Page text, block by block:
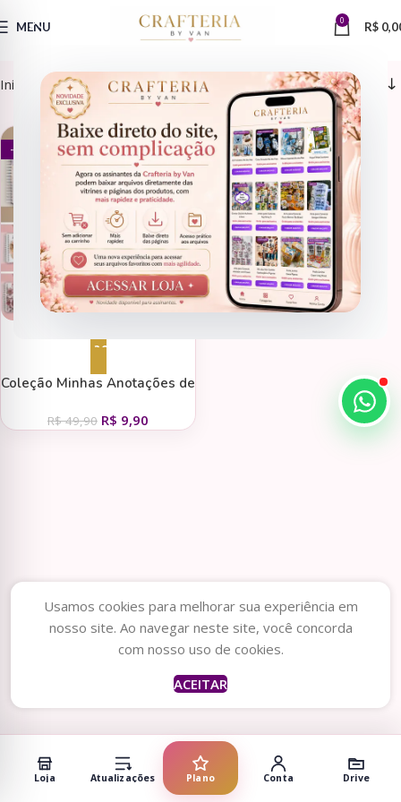
MENU 0 R$
Início Produtos marcados com a tag “floral 3d”
ENCADERNAÇÃO > CADERNOS
- 80%
Adicionar ao carrinho
Coleção Minhas Anotações de
R$49,90 R$ 9,90
Usamos cookies para melhorar sua experiência em
nosso site. Ao navegar neste site, você concorda
com nosso uso de cookies.
ACEITAR
Loja Atualizações Plano Conta Drive